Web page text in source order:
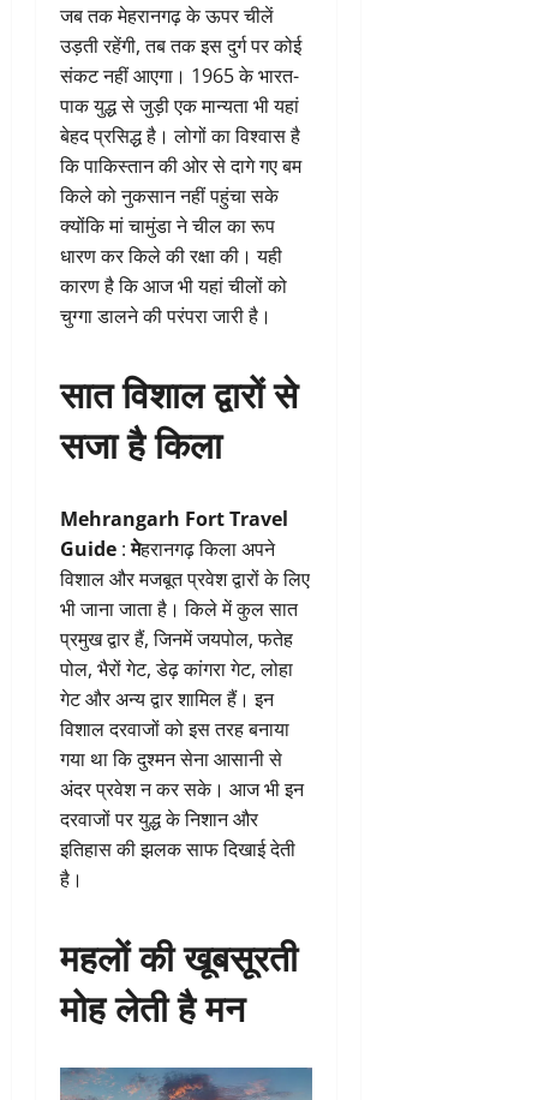
जब तक मेहरानगढ़ के ऊपर चीलें
उड़ती रहेंगी, तब तक इस दुर्ग पर कोई
संकट नहीं आएगा। 1965 के भारत-
पाक युद्ध से जुड़ी एक मान्यता भी यहां
बेहद प्रसिद्ध है। लोगों का विश्वास है
कि पाकिस्तान की ओर से दागे गए बम
किले को नुकसान नहीं पहुंचा सके
क्योंकि मां चामुंडा ने चील का रूप
धारण कर किले की रक्षा की। यही
कारण है कि आज भी यहां चीलों को
चुग्गा डालने की परंपरा जारी है।
सात विशाल द्वारों से
सजा है किला
Mehrangarh Fort Travel
Guide :मेहरानगढ़ किला अपने
विशाल और मजबूत प्रवेश द्वारों के लिए
भी जाना जाता है। किले में कुल सात
प्रमुख द्वार हैं, जिनमें जयपोल, फतेह
पोल, भैरों गेट, डेढ़ कांगरा गेट, लोहा
गेट और अन्य द्वार शामिल हैं। इन
विशाल दरवाजों को इस तरह बनाया
गया था कि दुश्मन सेना आसानी से
अंदर प्रवेश न कर सके। आज भी इन
दरवाजों पर युद्ध के निशान और
इतिहास की झलक साफ दिखाई देती
है।
महलों की खूबसूरती
मोह लेती है मन